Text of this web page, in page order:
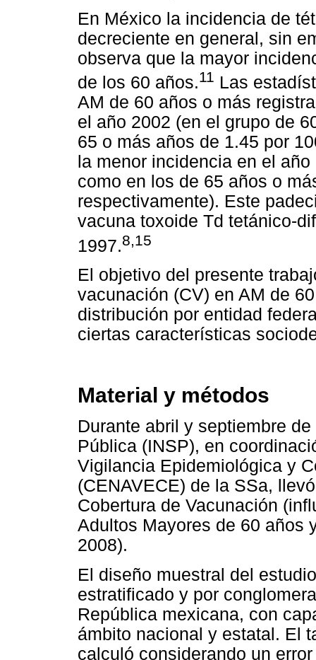
En México la incidencia de
decreciente en general, sin
observa que la mayor
de los 60 años.11 Las
AM de 60 años o más
el año 2002 (en el grupo de
65 o más años de 1.45 por
la menor incidencia en el
como en los de 65 años o
respectivamente). Este
vacuna toxoide Td tetánico-
1997.8,15
El objetivo del presente
vacunación (CV) en AM de
distribución por entidad
ciertas características
Material y métodos
Durante abril y septiembre
Pública (INSP), en
Vigilancia Epidemiológica y
(CENAVECE) de la SSa,
Cobertura de Vacunación
Adultos Mayores de 60 años
2008).
El diseño muestral del
estratificado y por
República mexicana, con
ámbito nacional y estatal. El
calculó considerando un